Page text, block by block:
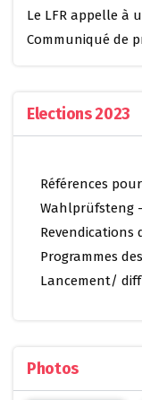
Le LFR appelle à
Communiqué de
Elections 2023
Références
Wahlprüfsteng
Revendications
Programmes
Lancement/
Photos